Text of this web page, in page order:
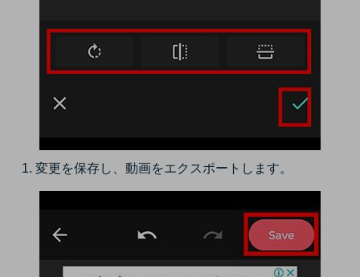
変更を保存し、動画をエクスポートします。